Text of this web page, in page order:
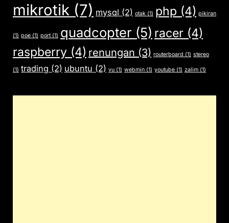
mikrotik (7) mysql (2) otak (1) php (4) pikiran
(1) poe (1) port(1) quadcopter (5) racer (4)
raspberry (4) renungan (3) routerboard (1) stereo
(1) trading (2) ubuntu (2) vu (1) webmin (1) youtube (1) zalim (1)